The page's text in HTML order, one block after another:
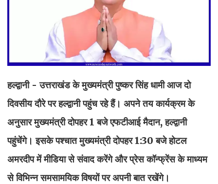
हल्द्वानी - उत्तराखंड के मुख्यमंत्री पुष्कर सिंह धामी आज दो
दिवसीय दौरे पर हल्द्वानी पहुंच रहे हैं। अपने तय कार्यक्रम के
अनुसार मुख्यमंत्री दोपहर 1 बजे एफटीआई मैदान, हल्द्वानी
पहुंचेंगे। इसके पश्चात मुख्यमंत्री दोपहर 1:30 बजे होटल
अमरदीप में मीडिया से संवाद करेंगे और प्रेस कॉन्फ्रेंस के माध्यम
से विभिन्न समसामयिक विषयों पर अपनी बात रखेंगे।